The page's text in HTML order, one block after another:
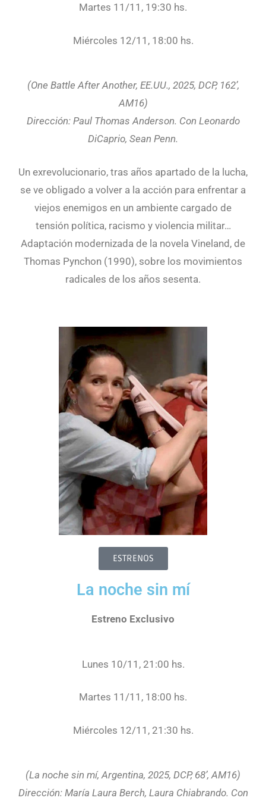
Martes 11/11, 19:30 hs.
Miércoles 12/11, 18:00 hs.
(One Battle After Another, EE.UU., 2025, DCP, 162’,
AM16)
Dirección: Paul Thomas Anderson. Con Leonardo
DiCaprio, Sean Penn.
Un exrevolucionario, tras años apartado de la lucha,
se ve obligado a volver a la acción para enfrentar a
viejos enemigos en un ambiente cargado de
tensión política, racismo y violencia militar…
Adaptación modernizada de la novela Vineland, de
Thomas Pynchon (1990), sobre los movimientos
radicales de los años sesenta.
ESTRENOS
La noche sin mí
Estreno Exclusivo
Lunes 10/11, 21:00 hs.
Martes 11/11, 18:00 hs.
Miércoles 12/11, 21:30 hs.
(La noche sin mí, Argentina, 2025, DCP, 68’, AM16)
Dirección: María Laura Berch, Laura Chiabrando. Con